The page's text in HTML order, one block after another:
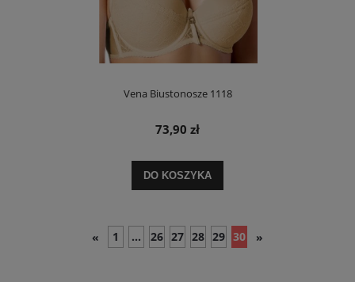
Vena Biustonosze 1118
73,90 zł
DO KOSZYKA
« 1 ... 26 27 28 29 30 »